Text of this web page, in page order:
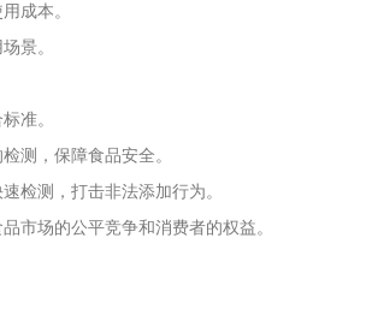
成本。
景。
准。
测，保障食品安全。
检测，打击非法添加行为。
市场的公平竞争和消费者的权益。